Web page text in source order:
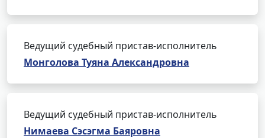
Ведущий судебный пристав-исполнитель
Монголова Туяна Александровна
Ведущий судебный пристав-исполнитель
Нимаева Сэсэгма Баяровна